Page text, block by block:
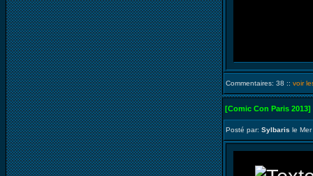
Commentaires: 38 :: voir
[Comic Con Paris 2013]
Posté par: Sylbaris le